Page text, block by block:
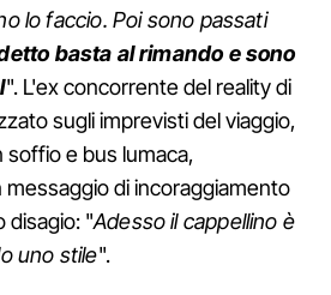
lo faccio. Poi sono passati
basta al rimando e sono
". L'ex concorrente del reality di
sugli imprevisti del viaggio,
soffio e bus lumaca,
di incoraggiamento
disagio: "Adesso il cappellino è
uno stile".